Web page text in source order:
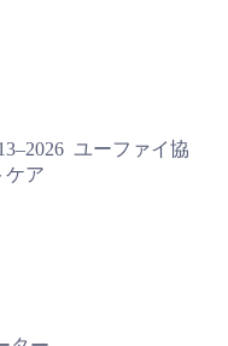
ユーファイ協
ケア